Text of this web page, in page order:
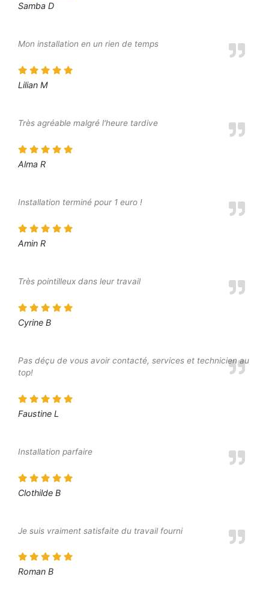
Samba D
Mon installation en un rien de temps
Lilian M
Très agréable malgré l'heure tardive
Alma R
Installation terminé pour 1 euro !
Amin R
Très pointilleux dans leur travail
Cyrine B
Pas déçu de vous avoir contacté, services et technicien au
top!
Faustine L
Installation parfaire
Clothilde B
Je suis vraiment satisfaite du travail fourni
Roman B